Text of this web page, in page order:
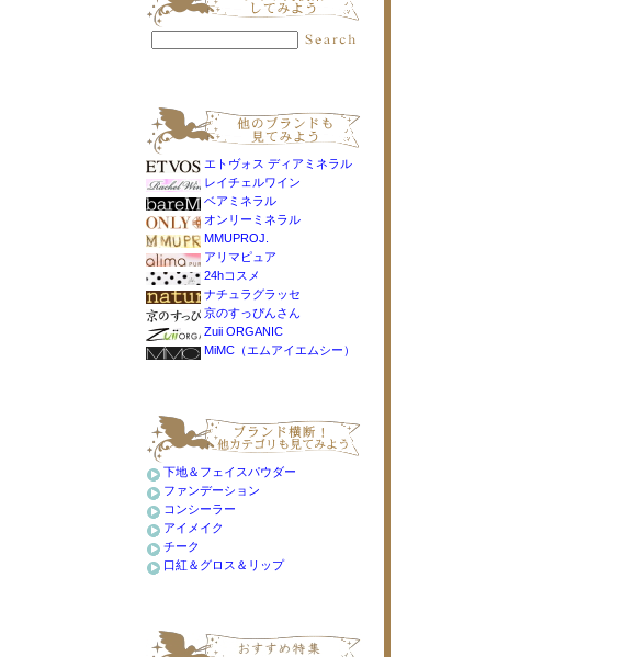
エトヴォス ディアミネラル
レイチェルワイン
ベアミネラル
オンリーミネラル
MMUPROJ.
アリマピュア
24hコスメ
ナチュラグラッセ
京のすっぴんさん
Zuii ORGANIC
MiMC（エムアイエムシー）
下地＆フェイスパウダー
ファンデーション
コンシーラー
アイメイク
チーク
口紅＆グロス＆リップ